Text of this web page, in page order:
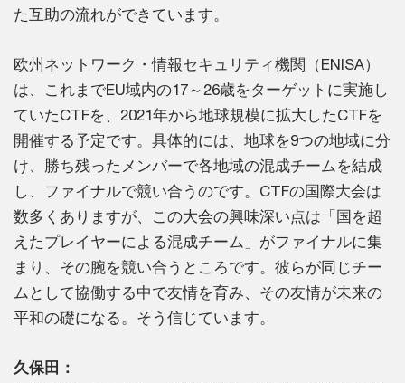
た互助の流れができています。
欧州ネットワーク・情報セキュリティ機関（ENISA）
は、これまでEU域内の17～26歳をターゲットに実施し
ていたCTFを、2021年から地球規模に拡大したCTFを
開催する予定です。具体的には、地球を9つの地域に分
け、勝ち残ったメンバーで各地域の混成チームを結成
し、ファイナルで競い合うのです。CTFの国際大会は
数多くありますが、この大会の興味深い点は「国を超
えたプレイヤーによる混成チーム」がファイナルに集
まり、その腕を競い合うところです。彼らが同じチー
ムとして協働する中で友情を育み、その友情が未来の
平和の礎になる。そう信じています。
久保田：